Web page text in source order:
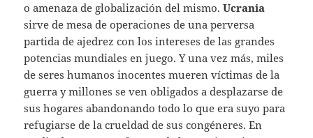
o amenaza de globalización del mismo.Ucrania
sirve de mesa de operaciones de una perversa
partida de ajedrez con los intereses de las grandes
potencias mundiales en juego. Y una vez más, miles
de seres humanos inocentes mueren víctimas de la
guerra y millones se ven obligados a desplazarse de
sus hogares abandonando todo lo que era suyo para
refugiarse de la crueldad de sus congéneres. En